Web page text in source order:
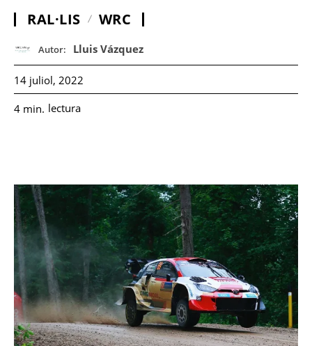
RAL·LIS WRC
Autor: Lluis Vázquez
14 juliol, 2022
4 min. lectura